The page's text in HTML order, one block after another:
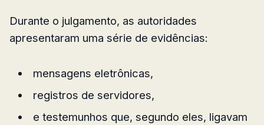
Durante o julgamento, as autoridades
apresentaram uma série de evidências:
mensagens eletrônicas,
registros de servidores,
e testemunhos que, segundo eles, ligavam